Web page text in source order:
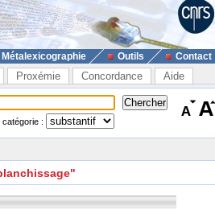
Métalexicographie Outils Contact
Proxémie Concordance Aide
catégorie :